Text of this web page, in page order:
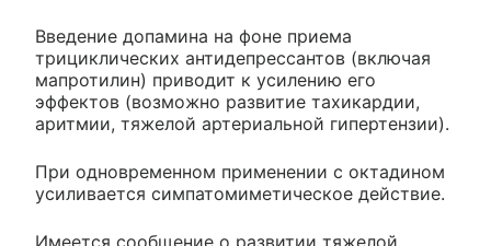
Введение допамина на фоне приема
трициклических антидепрессантов (включая
мапротилин) приводит к усилению его
эффектов (возможно развитие тахикардии,
аритмии, тяжелой артериальной гипертензии).
При одновременном применении с октадином
усиливается симпатомиметическое действие.
Имеется сообщение о развитии тяжелой